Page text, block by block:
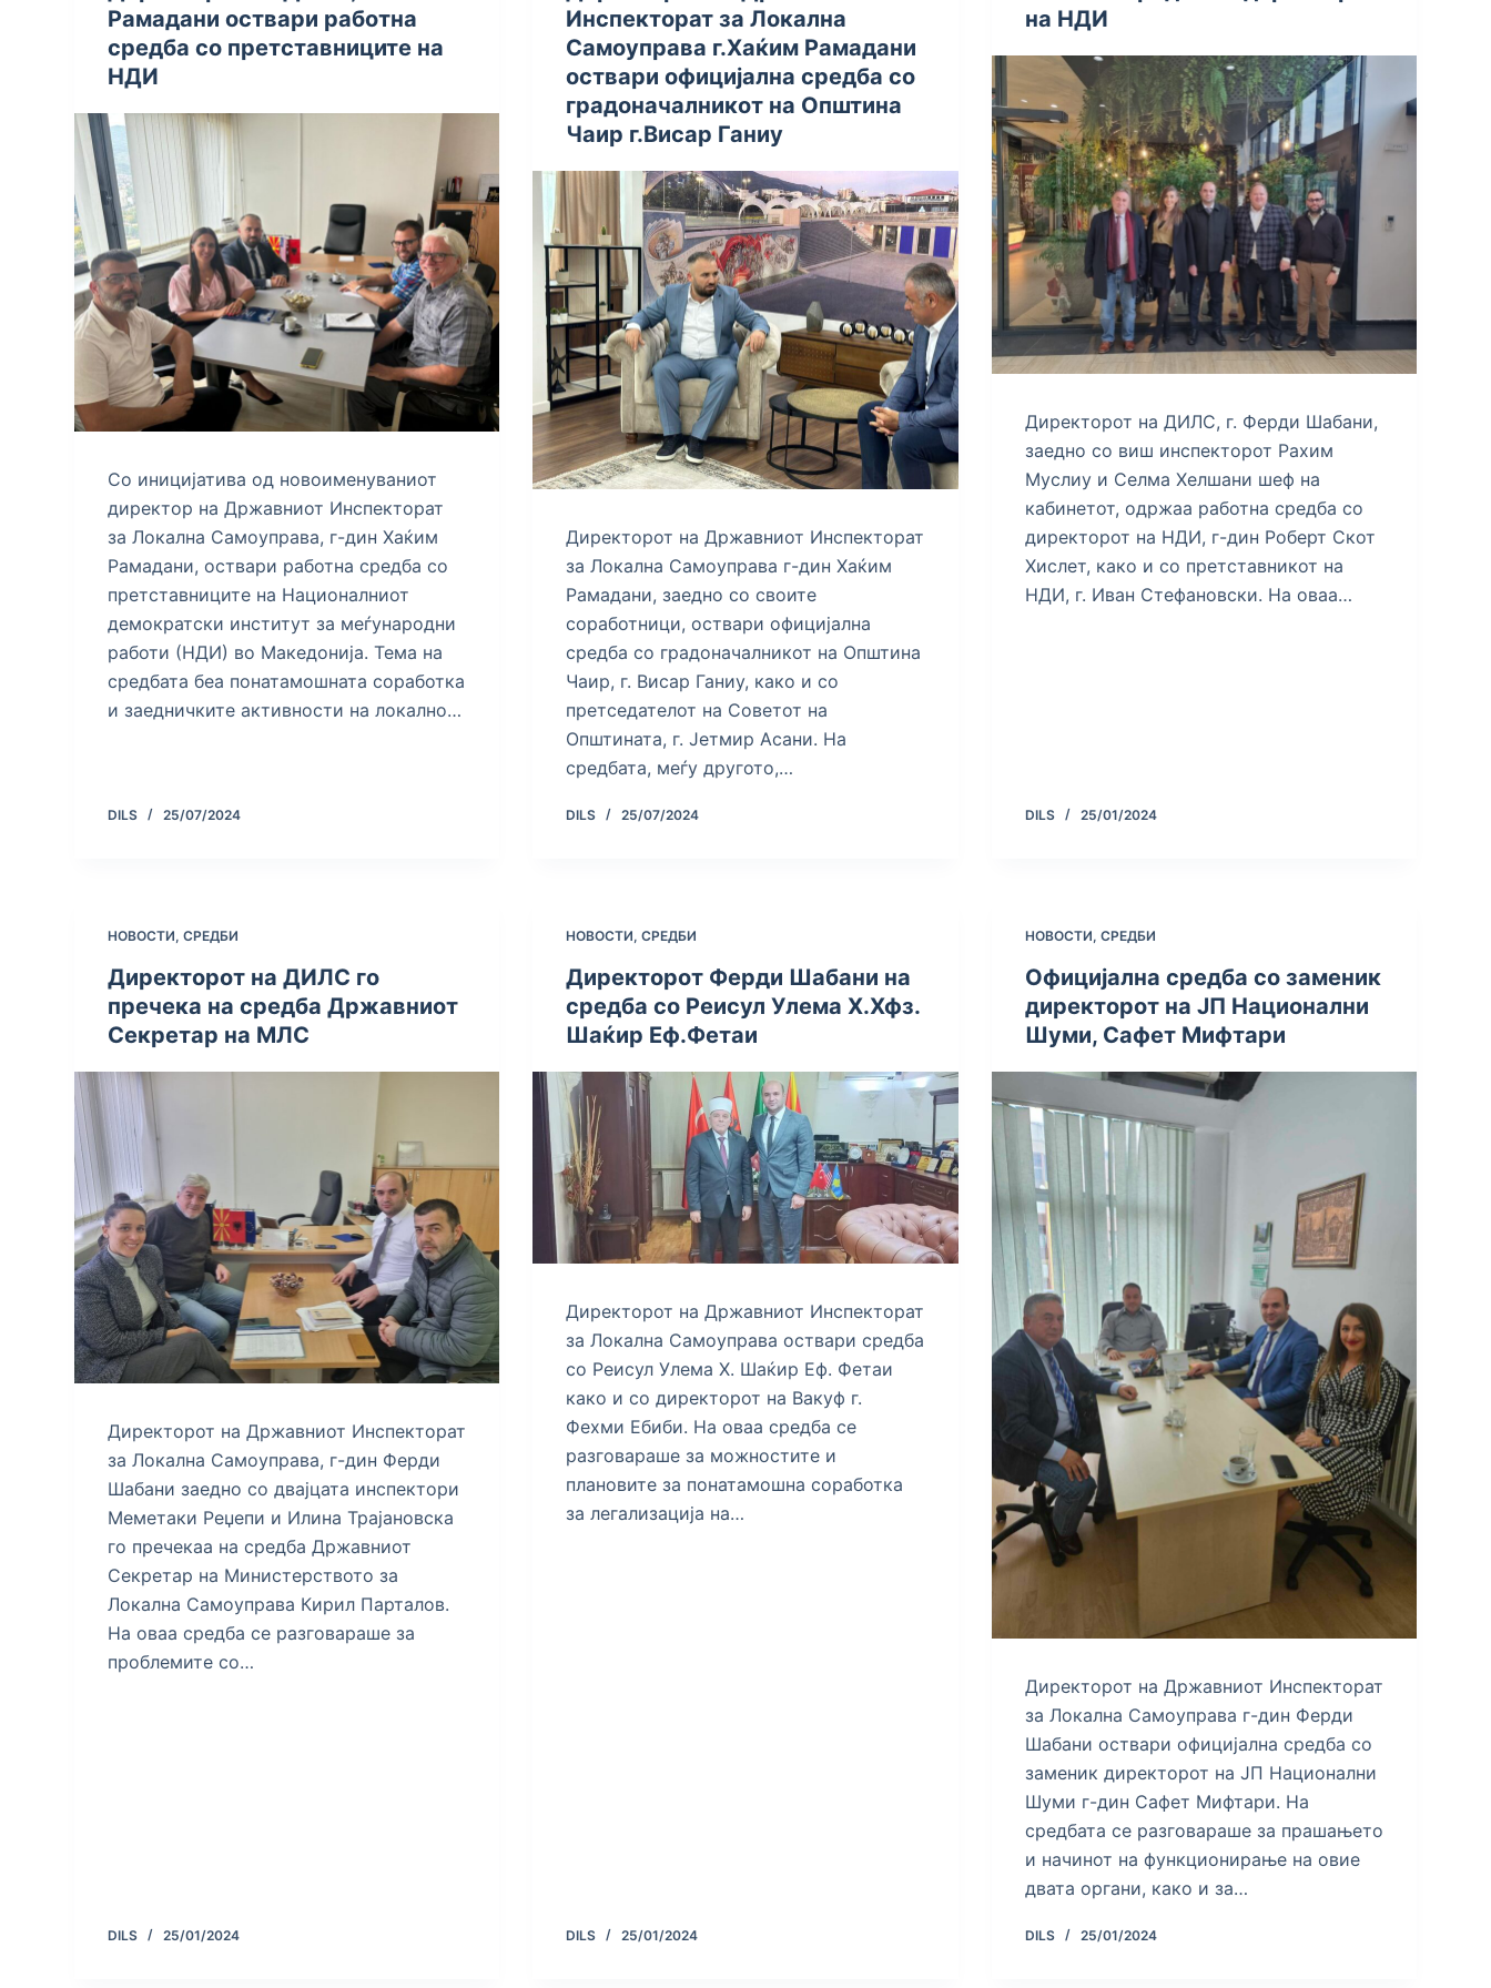
Рамадани оствари работна
средба со претставниците на
НДИ
Со иницијатива од новоименуваниот
директор на Државниот Инспекторат
за Локална Самоуправа, г-дин Хаќим
Рамадани, оствари работна средба со
претставниците на Националниот
демократски институт за меѓународни
работи (НДИ) во Македонија. Тема на
средбата беа понатамошната соработка
и заедничките активности на локално…
DILS 25/07/2024
Инспекторат за Локална
Самоуправа г.Хаќим Рамадани
оствари официјална средба со
градоначалникот на Општина
Чаир г.Висар Ганиу
Директорот на Државниот Инспекторат
за Локална Самоуправа г-дин Хаќим
Рамадани, заедно со своите
соработници, оствари официјална
средба со градоначалникот на Општина
Чаир, г. Висар Ганиу, како и со
претседателот на Советот на
Општината, г. Јетмир Асани. На
средбата, меѓу другото,…
DILS 25/07/2024
на НДИ
Директорот на ДИЛС, г. Ферди Шабани,
заедно со виш инспекторот Рахим
Муслиу и Селма Хелшани шеф на
кабинетот, одржаа работна средба со
директорот на НДИ, г-дин Роберт Скот
Хислет, како и со претставникот на
НДИ, г. Иван Стефановски. На оваа…
DILS 25/01/2024
НОВОСТИ,СРЕДБИ
Директорот на ДИЛС го
пречека на средба Државниот
Секретар на МЛС
Директорот на Државниот Инспекторат
за Локална Самоуправа, г-дин Ферди
Шабани заедно со двајцата инспектори
Меметаки Реџепи и Илина Трајановска
го пречекаа на средба Државниот
Секретар на Министерството за
Локална Самоуправа Кирил Парталов.
На оваа средба се разговараше за
проблемите со…
DILS 25/01/2024
НОВОСТИ,СРЕДБИ
Директорот Ферди Шабани на
средба со Реисул Улема Х.Хфз.
Шаќир Еф.Фетаи
Директорот на Државниот Инспекторат
за Локална Самоуправа оствари средба
со Реисул Улема Х. Шаќир Еф. Фетаи
како и со директорот на Вакуф г.
Фехми Ебиби. На оваа средба се
разговараше за можностите и
плановите за понатамошна соработка
за легализација на…
DILS 25/01/2024
НОВОСТИ, СРЕДБИ
Официјална средба со заменик
директорот на ЈП Национални
Шуми, Сафет Мифтари
Директорот на Државниот Инспекторат
за Локална Самоуправа г-дин Ферди
Шабани оствари официјална средба со
заменик директорот на ЈП Национални
Шуми г-дин Сафет Мифтари. На
средбата се разговараше за прашањето
и начинот на функционирање на овие
двата органи, како и за…
DILS 25/01/2024